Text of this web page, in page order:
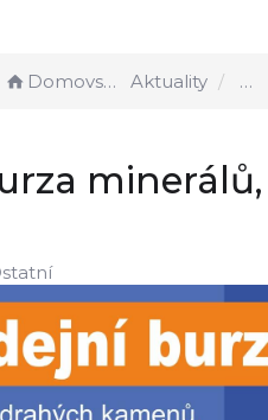
Domovská stránka Aktuality
minerálů,